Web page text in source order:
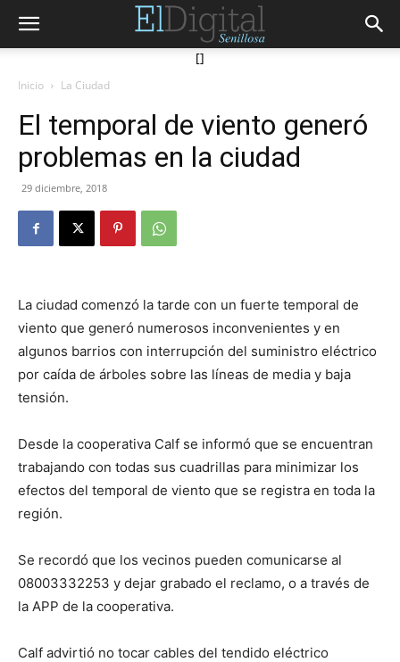
[]
Inicio La Ciudad
El temporal de viento generó
problemas en la ciudad
29 diciembre, 2018
La ciudad comenzó la tarde con un fuerte temporal de
viento que generó numerosos inconvenientes y en
algunos barrios con interrupción del suministro eléctrico
por caída de árboles sobre las líneas de media y baja
tensión.
Desde la cooperativa Calf se informó que se encuentran
trabajando con todas sus cuadrillas para minimizar los
efectos del temporal de viento que se registra en toda la
región.
Se recordó que los vecinos pueden comunicarse al
08003332253 y dejar grabado el reclamo, o a través de
la APP de la cooperativa.
Calf advirtió no tocar cables del tendido eléctrico